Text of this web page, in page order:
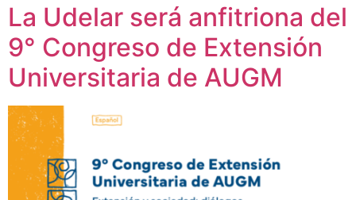
La Udelar será anfitriona del
9° Congreso de Extensión
Universitaria de AUGM